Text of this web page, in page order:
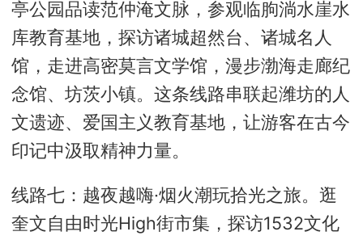
亭公园品读范仲淹文脉，参观临朐淌水崖水
库教育基地，探访诸城超然台、诸城名人
馆，走进高密莫言文学馆，漫步渤海走廊纪
念馆、坊茨小镇。这条线路串联起潍坊的人
文遗迹、爱国主义教育基地，让游客在古今
印记中汲取精神力量。
线路七：越夜越嗨·烟火潮玩拾光之旅。逛
奎文自由时光High街市集，探访1532文化